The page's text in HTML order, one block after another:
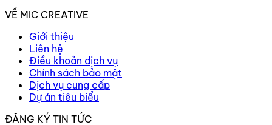
VỀ MIC CREATIVE
Giới thiệu
Liên hệ
Điều khoản dịch vụ
Chính sách bảo mật
Dịch vụ cung cấp
Dự án tiêu biểu
ĐĂNG KÝ TIN TỨC